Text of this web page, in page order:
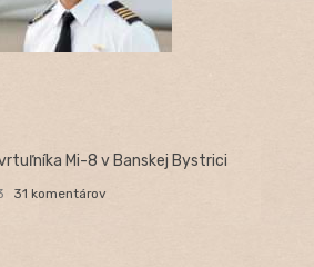
Mi-8 v Banskej Bystrici
31 komentárov